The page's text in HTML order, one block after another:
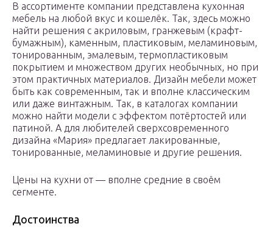
В ассортименте компании представлена кухонная
мебель на любой вкус и кошелёк. Так, здесь можно
найти решения с акриловым, гранжевым (крафт-
бумажным), каменным, пластиковым, меламиновым,
тонированным, эмалевым, термопластиковым
покрытием и множеством других необычных, но при
этом практичных материалов. Дизайн мебели может
быть как современным, так и вполне классическим
или даже винтажным. Так, в каталогах компании
можно найти модели с эффектом потёртостей или
патиной. А для любителей сверхсовременного
дизайна «Мария» предлагает лакированные,
тонированные, меламиновые и другие решения.
Цены на кухни от — вполне средние в своём
сегменте.
Достоинства